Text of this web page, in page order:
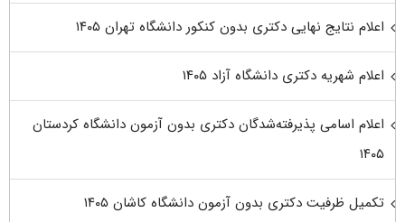
اعلام نتایج نهایی دکتری بدون کنکور دانشگاه تهران ۱۴۰۵
اعلام شهریه دکتری دانشگاه آزاد ۱۴۰۵
اعلام اسامی پذیرفته‌شدگان دکتری بدون آزمون دانشگاه کردستان
۱۴۰۵
تکمیل ظرفیت دکتری بدون آزمون دانشگاه کاشان ۱۴۰۵